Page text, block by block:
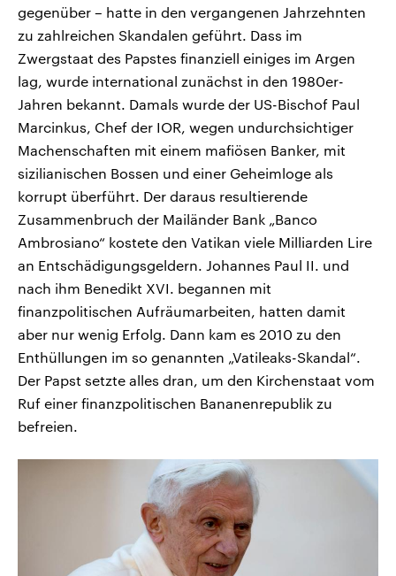
gegenüber – hatte in den vergangenen Jahrzehnten
zu zahlreichen Skandalen geführt. Dass im
Zwergstaat des Papstes finanziell einiges im Argen
lag, wurde international zunächst in den 1980er-
Jahren bekannt. Damals wurde der US-Bischof Paul
Marcinkus, Chef der IOR, wegen undurchsichtiger
Machenschaften mit einem mafiösen Banker, mit
sizilianischen Bossen und einer Geheimloge als
korrupt überführt. Der daraus resultierende
Zusammenbruch der Mailänder Bank „Banco
Ambrosiano“ kostete den Vatikan viele Milliarden Lire
an Entschädigungsgeldern. Johannes Paul II. und
nach ihm Benedikt XVI. begannen mit
finanzpolitischen Aufräumarbeiten, hatten damit
aber nur wenig Erfolg. Dann kam es 2010 zu den
Enthüllungen im so genannten „Vatileaks-Skandal“.
Der Papst setzte alles dran, um den Kirchenstaat vom
Ruf einer finanzpolitischen Bananenrepublik zu
befreien.